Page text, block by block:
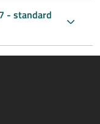
- standard